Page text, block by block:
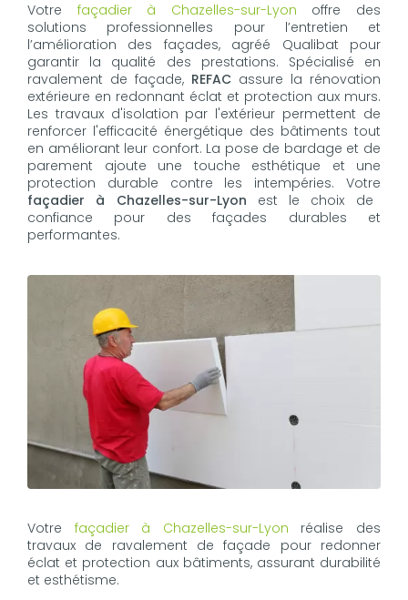
Votre façadier à Chazelles-sur-Lyon offre des
solutions professionnelles pour l’entretien et
l’amélioration des façades, agréé Qualibat pour
garantir la qualité des prestations. Spécialisé en
ravalement de façade, REFAC assure la rénovation
extérieure en redonnant éclat et protection aux murs.
Les travaux d'isolation par l'extérieur permettent de
renforcer l'efficacité énergétique des bâtiments tout
en améliorant leur confort. La pose de bardage et de
parement ajoute une touche esthétique et une
protection durable contre les intempéries. Votre
façadier à Chazelles-sur-Lyon est le choix de
confiance pour des façades durables et
performantes.
Votre façadier à Chazelles-sur-Lyon réalise des
travaux de ravalement de façade pour redonner
éclat et protection aux bâtiments, assurant durabilité
et esthétisme.